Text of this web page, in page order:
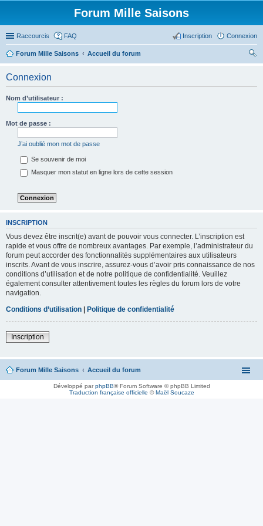
Forum Mille Saisons
Raccourcis FAQ Connexion
Inscription
Forum Mille Saisons
Accueil du forum
Connexion
Nom d’utilisateur :
Mot de passe :
J’ai oublié mon mot de passe
Se souvenir de moi
Masquer mon statut en ligne lors de cette session
INSCRIPTION
Vous devez être inscrit(e) avant de pouvoir vous connecter. L’inscription est
rapide et vous offre de nombreux avantages. Par exemple, l’administrateur du
forum peut accorder des fonctionnalités supplémentaires aux utilisateurs
inscrits. Avant de vous inscrire, assurez-vous d’avoir pris connaissance de nos
conditions d’utilisation et de notre politique de confidentialité. Veuillez
également consulter attentivement toutes les règles du forum lors de votre
navigation.
Conditions d’utilisation | Politique de confidentialité
Inscription
Forum Mille Saisons Accueil du forum
Développé parphpBB® Forum Software © phpBB Limited
Traduction française officielle ©Maël Soucaze